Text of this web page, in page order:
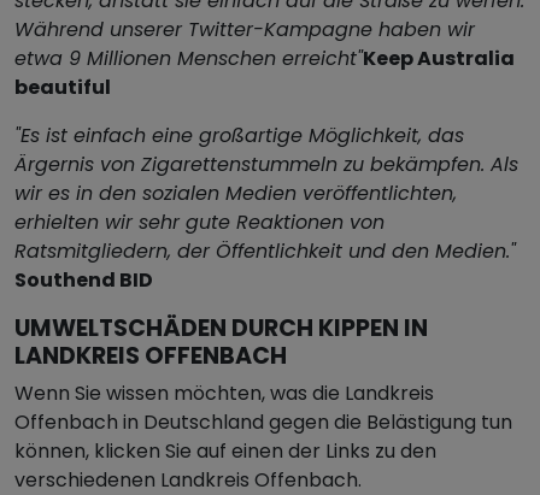
Während unserer Twitter-Kampagne haben wir
etwa 9 Millionen Menschen erreicht"Keep Australia
beautiful
"Es ist einfach eine großartige Möglichkeit, das
Ärgernis von Zigarettenstummeln zu bekämpfen. Als
wir es in den sozialen Medien veröffentlichten,
erhielten wir sehr gute Reaktionen von
Ratsmitgliedern, der Öffentlichkeit und den Medien."
Southend BID
UMWELTSCHÄDEN DURCH KIPPEN IN
LANDKREIS OFFENBACH
Wenn Sie wissen möchten, was die Landkreis
Offenbach in Deutschland gegen die Belästigung tun
können, klicken Sie auf einen der Links zu den
verschiedenen Landkreis Offenbach.